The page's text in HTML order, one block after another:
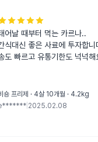
어날 때부터 먹는 카르나..
식대신 좋은 사료에 투자합
도 빠르고 유통기한도 넉넉해
숑 프리제 · 4살 10개월 · 4.2kg
2025.02.08